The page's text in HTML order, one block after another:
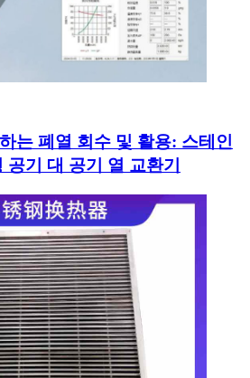
는 폐열 회수 및 활용: 스테인
기 대 공기 열 교환기